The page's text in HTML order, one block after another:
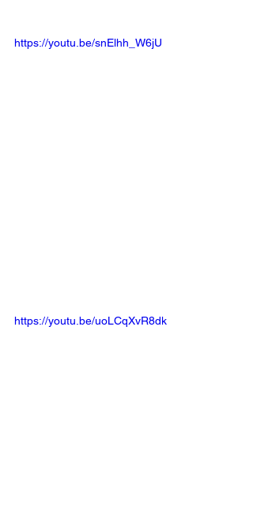
https://youtu.be/snElhh_W6jU
https://youtu.be/uoLCqXvR8dk